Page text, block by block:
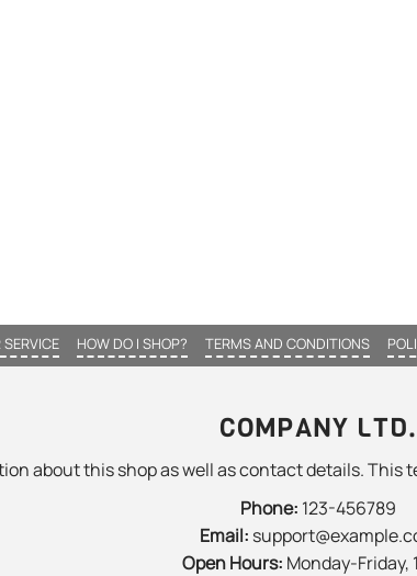
HOW DO I SHOP? TERMS AND CONDITIONS
COMPANY LTD.
about this shop as well as contact details. This
Phone: 123-456789
Email:
Open Hours: Monday-Friday,